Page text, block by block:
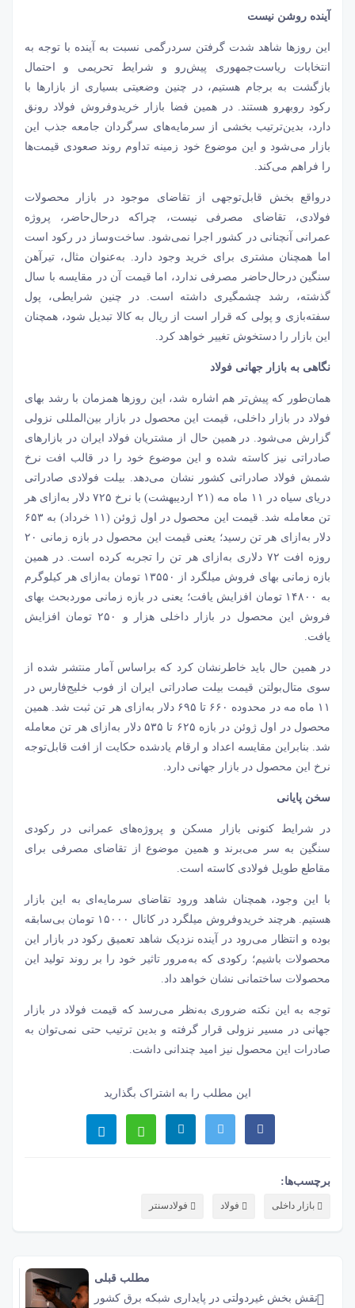
آینده روشن نیست
این روزها شاهد شدت گرفتن سردرگمی نسبت به آینده با توجه به
انتخابات ریاست‌جمهوری پیش‌رو و شرایط تحریمی و احتمال
بازگشت به برجام هستیم، در چنین وضعیتی بسیاری از بازارها با
رکود روبه‎رو هستند. در همین فضا بازار خریدوفروش فولاد رونق
دارد، بدین‌ترتیب بخشی از سرمایه‌های سرگردان جامعه جذب این
بازار می‌شود و این موضوع خود زمینه تداوم روند صعودی قیمت‌ها
را فراهم می‌کند.
درواقع بخش قابل‌توجهی از تقاضای موجود در بازار محصولات
فولادی، تقاضای مصرفی نیست، چراکه درحال‌حاضر، پروژه
عمرانی آنچنانی در کشور اجرا نمی‌شود. ساخت‌وساز در رکود است
اما همچنان مشتری برای خرید وجود دارد. به‌عنوان مثال، تیرآهن
سنگین درحال‌حاضر مصرفی ندارد، اما قیمت آن در مقایسه با سال
گذشته، رشد چشمگیری داشته است. در چنین شرایطی، پول
سفته‌بازی و پولی که قرار است از ریال به کالا تبدیل شود، همچنان
این بازار را دستخوش تغییر خواهد کرد.
نگاهی به بازار جهانی فولاد
همان‌طور که پیش‌تر هم اشاره شد، این روزها همزمان با رشد بهای
فولاد در بازار داخلی، قیمت این محصول در بازار بین‌المللی نزولی
گزارش می‌شود. در همین حال از مشتریان فولاد ایران در بازارهای
صادراتی نیز کاسته شده و این موضوع خود را در قالب افت نرخ
شمش فولاد صادراتی کشور نشان می‌دهد. بیلت فولادی صادراتی
دریای سیاه در ۱۱ ماه مه (۲۱ اردیبهشت) با نرخ ۷۲۵ دلار به‌ازای هر
تن معامله شد. قیمت این محصول در اول ژوئن (۱۱ خرداد) به ۶۵۳
دلار به‌ازای هر تن رسید؛ یعنی قیمت این محصول در بازه زمانی ۲۰
روزه افت ۷۲ دلاری به‌ازای هر تن را تجربه کرده است. در همین
بازه زمانی بهای فروش میلگرد از ۱۳۵۵۰ تومان به‌ازای هر کیلوگرم
به ۱۴۸۰۰ تومان افزایش یافت؛ یعنی در بازه زمانی موردبحث بهای
فروش این محصول در بازار داخلی هزار و ۲۵۰ تومان افزایش
یافت.
در همین حال باید خاطرنشان کرد که براساس آمار منتشر شده از
سوی متال‌بولتن قیمت بیلت صادراتی ایران از فوب خلیج‌فارس در
۱۱ ماه مه در محدوده ۶۶۰ تا ۶۹۵ دلار به‌ازای هر تن ثبت شد. همین
محصول در اول ژوئن در بازه ۶۲۵ تا ۵۳۵ دلار به‌ازای هر تن معامله
شد. بنابراین مقایسه اعداد و ارقام یادشده حکایت از افت قابل‌توجه
نرخ این محصول در بازار جهانی دارد.
سخن پایانی
در شرایط کنونی بازار مسکن و پروژه‌های عمرانی در رکودی
سنگین به سر می‌برند و همین موضوع از تقاضای مصرفی برای
مقاطع طویل فولادی کاسته است.
با این وجود، همچنان شاهد ورود تقاضای سرمایه‌ای به این بازار
هستیم. هرچند خریدوفروش میلگرد در کانال ۱۵۰۰۰ تومان بی‌سابقه
بوده و انتظار می‌رود در آینده نزدیک شاهد تعمیق رکود در بازار این
محصولات باشیم؛ رکودی که به‌مرور تاثیر خود را بر روند تولید این
محصولات ساختمانی نشان خواهد داد.
توجه به این نکته ضروری به‌نظر می‌رسد که قیمت فولاد در بازار
جهانی در مسیر نزولی قرار گرفته و بدین ترتیب حتی نمی‌توان به
صادرات این محصول نیز امید چندانی داشت.
این مطلب را به اشتراک بگذارید
برچسب‌ها:
بازار داخلی فولاد فولادسنتر
مطلب قبلی
نقش‌ بخش غیردولتی در پایداری شبکه برق کشور